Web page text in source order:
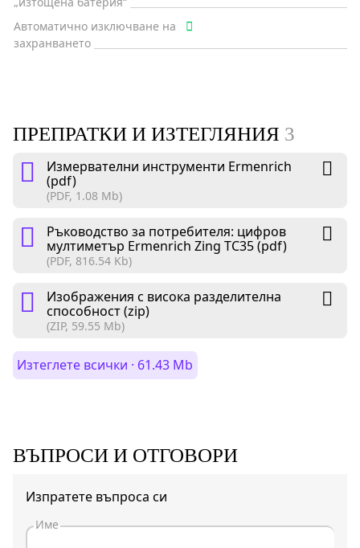
Автоматично изключване на
захранването
ПРЕПРАТКИ И ИЗТЕГЛЯНИЯ 3
Измервателни инструменти Ermenrich
(pdf)
(PDF, 1.08 Mb)
Ръководство за потребителя: цифров
мултиметър Ermenrich Zing TC35 (pdf)
(PDF, 816.54 Kb)
Изображения с висока разделителна
способност (zip)
(ZIP, 59.55 Mb)
Изтеглете всички · 61.43 Mb
ВЪПРОСИ И ОТГОВОРИ
Изпратете въпроса си